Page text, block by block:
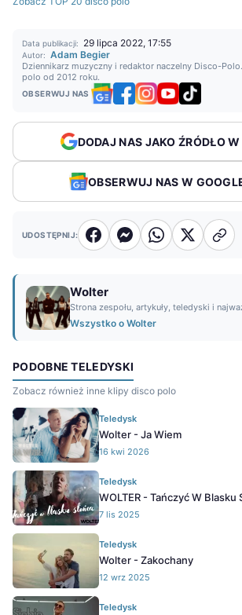
Data publikacji: 29 lipca 2022, 17:55
Autor: Adam Begier
Dziennikarz muzyczny i redaktor naczelny Disco-
polo od 2012 roku.
OBSERWUJ NAS
DODAJ NAS JAKO ŹRÓDŁO W
OBSERWUJ NAS W
UDOSTĘPNIJ:
Wolter
Strona zespołu, artykuły, teledyski i
Wszystko o Wolter
PODOBNE TELEDYSKI
Zobacz również inne klipy disco polo
Teledysk
Wolter - Ja Wiem
16 kwi 2026
Teledysk
WOLTER - Tańczyć W Blasku
7 lis 2025
Teledysk
Wolter - Zakochany
12 wrz 2025
Teledysk